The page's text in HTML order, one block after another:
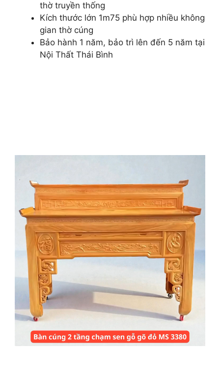
thờ truyền thống
Kích thước lớn 1m75 phù hợp nhiều không
gian thờ cúng
Bảo hành 1 năm, bảo trì lên đến 5 năm tại
Nội Thất Thái Bình